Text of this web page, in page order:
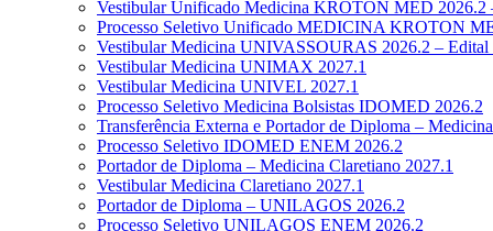
Vestibular Unificado Medicina KROTON MED 2026.2
Processo Seletivo Unificado MEDICINA KROTON
Vestibular Medicina UNIVASSOURAS 2026.2 – Edital
Vestibular Medicina UNIMAX 2027.1
Vestibular Medicina UNIVEL 2027.1
Processo Seletivo Medicina Bolsistas IDOMED 2026.2
Transferência Externa e Portador de Diploma –
Processo Seletivo IDOMED ENEM 2026.2
Portador de Diploma – Medicina Claretiano 2027.1
Vestibular Medicina Claretiano 2027.1
Portador de Diploma – UNILAGOS 2026.2
Processo Seletivo UNILAGOS ENEM 2026.2